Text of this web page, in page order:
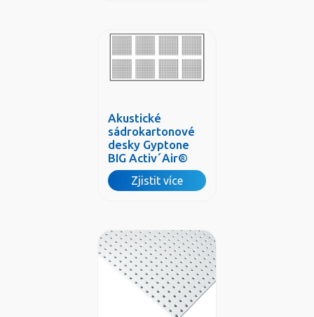
Akustické
sádrokartonové
desky Gyptone
BIG Activ´Air®
Zjistit více